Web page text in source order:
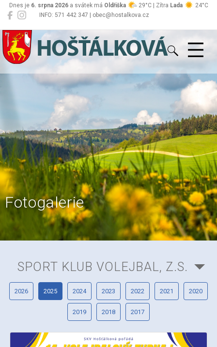
INFO: 571 442 347 | obec@hostalkova.cz
Dnes je 6. srpna 2026a svátek má Oldřiška 29°C | Zítra Lada 24°C
Hošťálková
Fotogalerie
SPORT KLUB VOLEJBAL, Z.S.
2026 2025 2024 2023 2022 2021 2020
2019 2018 2017